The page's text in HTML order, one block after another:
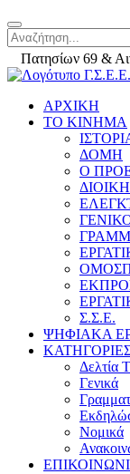
Πατησίων 69 &
ΑΡΧΙΚΗ
ΤΟ ΚΙΝΗΜΑ
ΔΟΜΗ
Ο
Σ.Σ.Ε.
ΨΗΦΙΑΚΑ
Δελτία
Γενικά
Νομικά